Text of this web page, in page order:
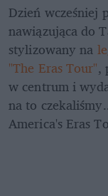
Dzień wcześniej
nawiązująca do
stylizowany na
"The Eras Tour",
w centrum i
na to
America's Eras